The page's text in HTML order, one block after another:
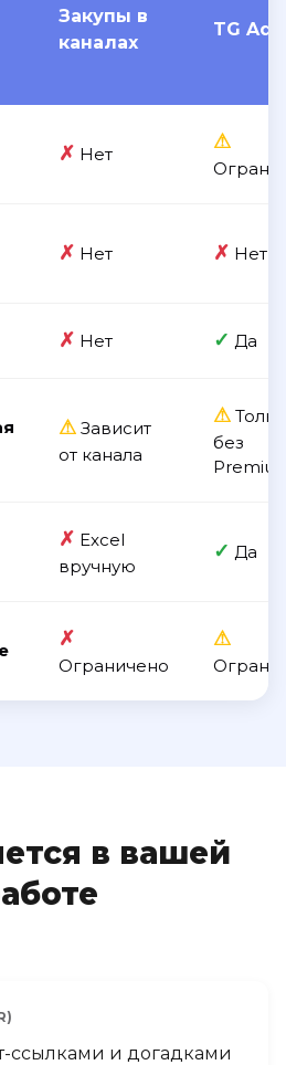
Закупы в
каналах
TG Ads
✗ Нет
⚠
✗ Нет ✗ Нет
✗ Нет ✓ Да
⚠ Зависит
от канала
⚠
без
✗ Excel
вручную
✓ Да
✗
Ограничено
⚠
в вашей
ссылками и догадками